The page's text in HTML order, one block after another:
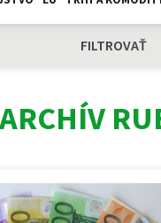
FILTROVAŤ
ARCHÍV